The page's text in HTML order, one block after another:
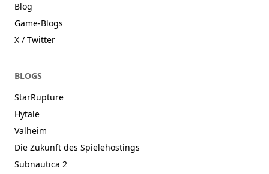
Blog
Game-Blogs
X / Twitter
BLOGS
StarRupture
Hytale
Valheim
Die Zukunft des Spielehostings
Subnautica 2